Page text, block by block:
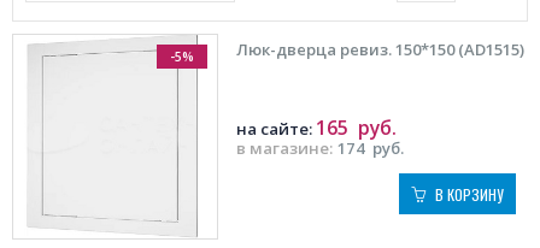
-5% Люк-дверца ревиз. 150*150 (AD1515)
в магазине: 174 руб.
на сайте: 165 руб.
В КОРЗИНУ